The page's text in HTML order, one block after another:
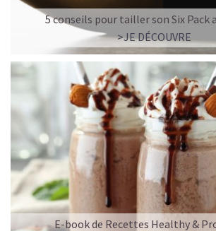
5 conseils pour tailler son Six Pack
>JE DÉCOUVRE
E-book de Recettes Healthy &